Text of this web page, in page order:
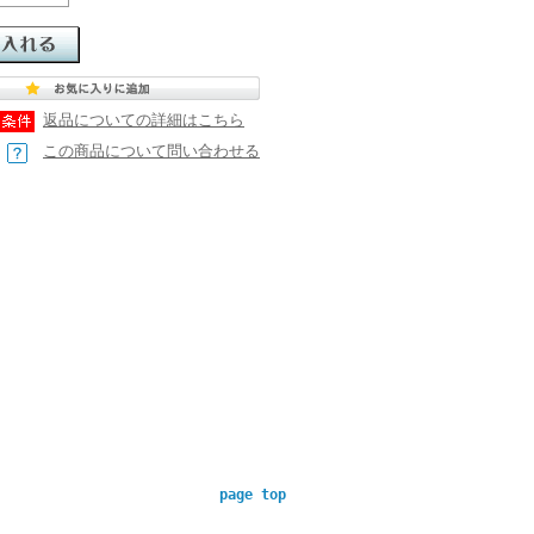
返品についての詳細はこちら
この商品について問い合わせる
page top